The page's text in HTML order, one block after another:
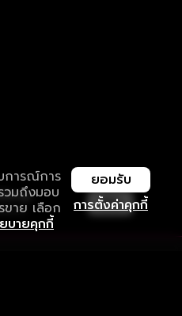
การณ์การ
วมถึงมอบ
ขาย เลือก
บายคุกกี้
การตั้งค่าคุกกี้
ยอมรับ
สะดุด
ดีกว่า เปิด